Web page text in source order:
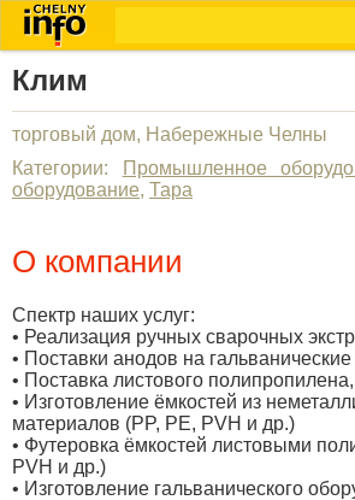
Клим
торговый дом, Набережные Челны
Категории:
Промышленное
оборудование, Тара
О компании
Спектр наших услуг:
• Реализация ручных сварочных
• Поставки анодов на
• Поставка листового
• Изготовление ёмкостей из
материалов (PP, PE, PVH и др.)
• Футеровка ёмкостей листовыми
PVH и др.)
• Изготовление гальванического